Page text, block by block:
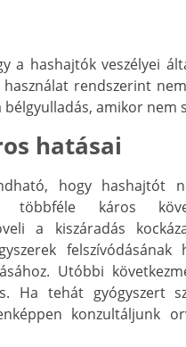
a hashajtók veszélyei
rendszerint
bélgyulladás, amikor nem
hatásai
hogy hashajtót
többféle káros
a kiszáradás
felszívódásának
Utóbbi
Ha tehát gyógyszert
konzultáljunk